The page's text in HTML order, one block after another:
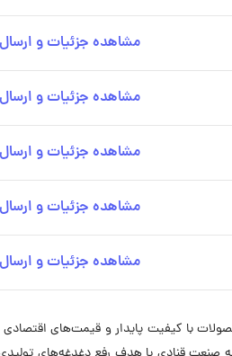
مشاهده جزئیات و
مشاهده جزئیات و
مشاهده جزئیات و
مشاهده جزئیات و
مشاهده جزئیات و
تولید و ارائه محصولات با کیفیت پایدار و